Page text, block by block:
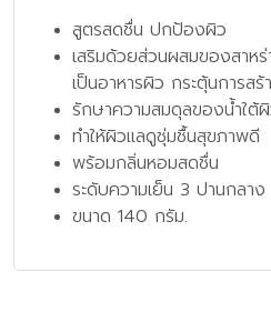
สูตรสดชื่น ปกป้องผิว
เสริมด้วยส่วนผสมของสาห
เป็นอาหารผิว กระตุ้นการสร้
รักษาความสมดุลของน้ำใต้
ทำให้ผิวแลดูชุ่มชื้นสุขภาพดี
พร้อมกลิ่นหอมสดชื่น
ระดับความเย็น 3 ปานกลาง
ขนาด 140 กรัม.